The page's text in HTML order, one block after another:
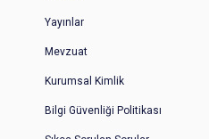
Yayınlar
Mevzuat
Kurumsal Kimlik
Bilgi Güvenliği Politikası